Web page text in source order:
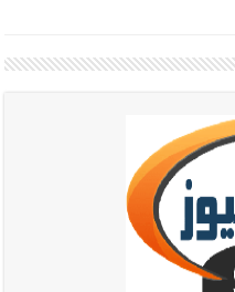
السيد محمد زيدان:
القيمة التراثية للمدينة